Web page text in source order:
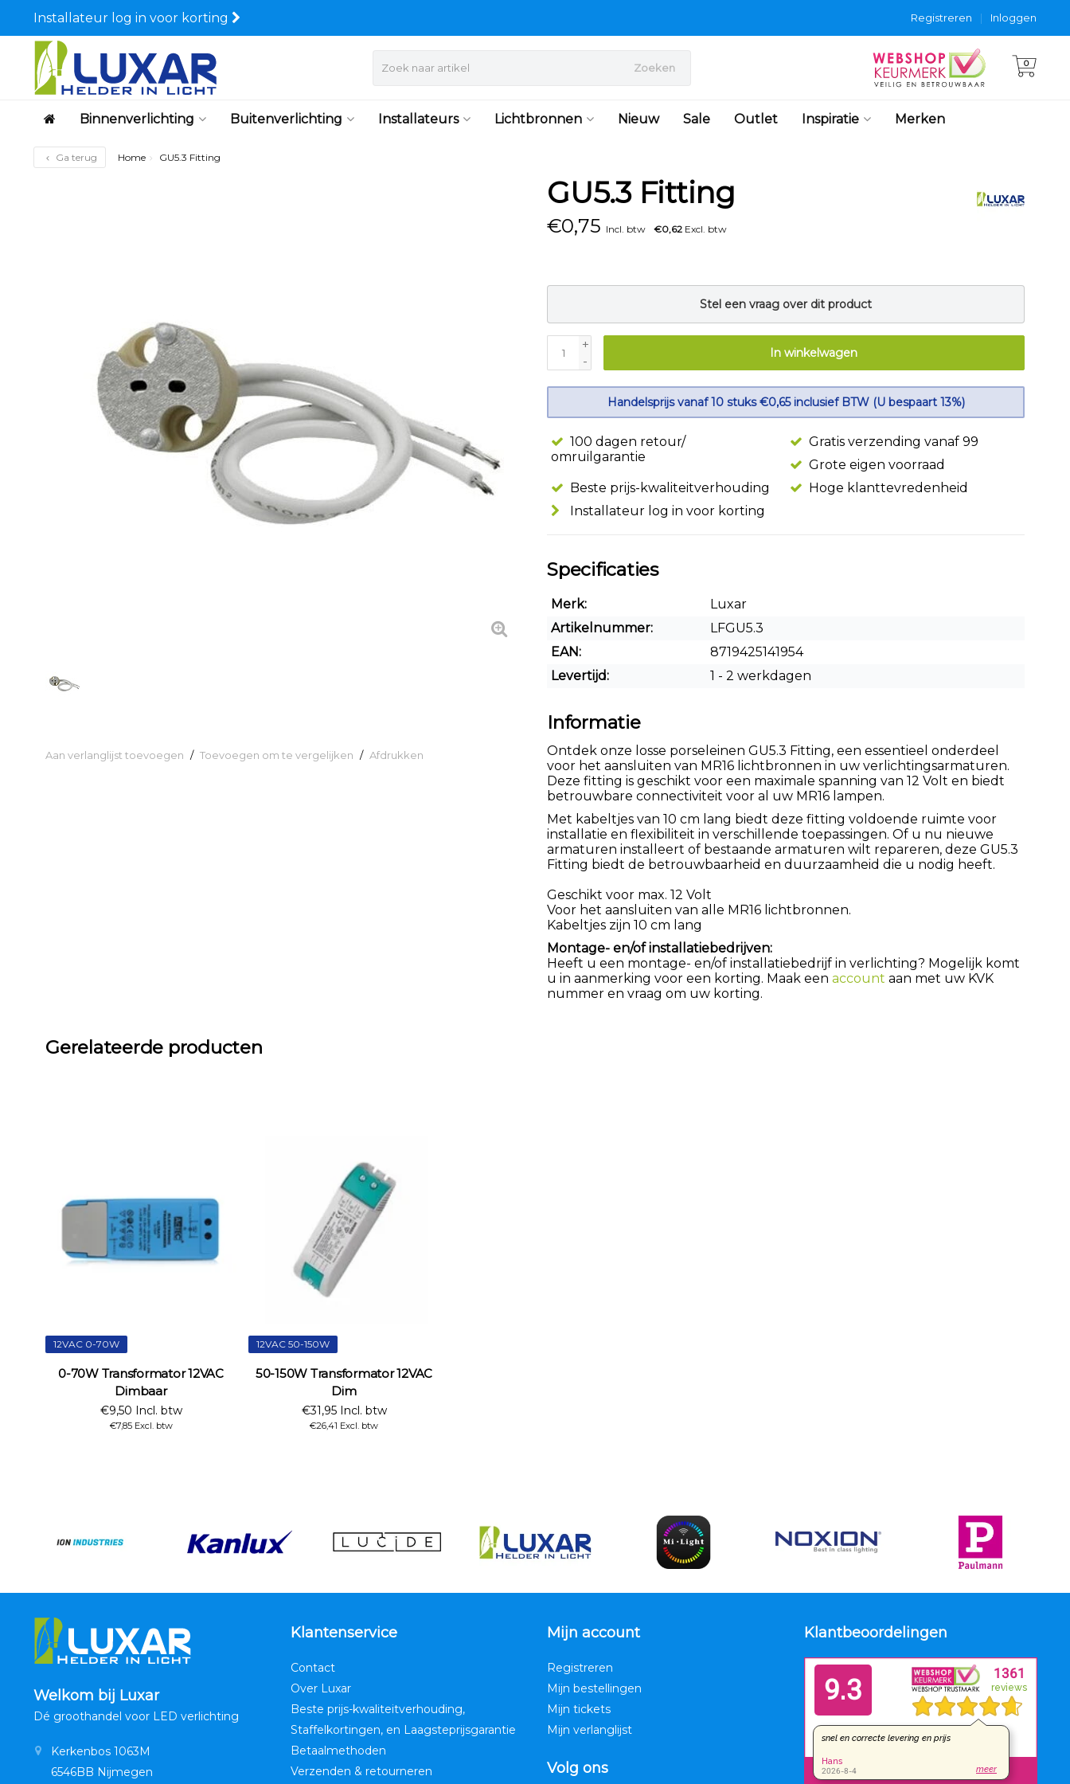
Installateur log in voor korting Inloggen
|
Registreren
Zoeken 0
Binnenverlichting Buitenverlichting Installateurs Lichtbronnen Nieuw Sale Outlet Inspiratie Merken
Ga terug Home GU5.3 Fitting
Aan verlanglijst toevoegen / Toevoegen om te vergelijken / Afdrukken
GU5.3 Fitting
€0,75 Incl. btw €0,62 Excl. btw
Stel een vraag over dit product
+
-
In winkelwagen
Handelsprijs vanaf 10 stuks €0,65 inclusief BTW (U bespaart 13%)
100 dagen retour/
omruilgarantie
Gratis verzending vanaf 99
Grote eigen voorraad
Beste prijs-kwaliteitverhouding
Hoge klanttevredenheid
Installateur log in voor korting
Specificaties
Merk:
Luxar
Artikelnummer:
LFGU5.3
EAN:
8719425141954
Levertijd:
1 - 2 werkdagen
Informatie
Ontdek onze losse porseleinen GU5.3 Fitting, een essentieel onderdeel
voor het aansluiten van MR16 lichtbronnen in uw verlichtingsarmaturen.
Deze fitting is geschikt voor een maximale spanning van 12 Volt en biedt
betrouwbare connectiviteit voor al uw MR16 lampen.
Met kabeltjes van 10 cm lang biedt deze fitting voldoende ruimte voor
installatie en flexibiliteit in verschillende toepassingen. Of u nu nieuwe
armaturen installeert of bestaande armaturen wilt repareren, deze GU5.3
Fitting biedt de betrouwbaarheid en duurzaamheid die u nodig heeft.
Geschikt voor max. 12 Volt
Voor het aansluiten van alle MR16 lichtbronnen.
Kabeltjes zijn 10 cm lang
Montage- en/of installatiebedrijven:
Heeft u een montage- en/of installatiebedrijf in verlichting? Mogelijk komt
u in aanmerking voor een korting. Maak een account aan met uw KVK
nummer en vraag om uw korting.
Gerelateerde producten
12VAC 0-70W
0-70W Transformator 12VAC
Dimbaar
€9,50 Incl. btw
€7,85 Excl. btw
12VAC 50-150W
50-150W Transformator 12VAC
Dim
€31,95 Incl. btw
€26,41 Excl. btw
Welkom bij Luxar
Dé groothandel voor LED verlichting
Kerkenbos 1063M
6546BB Nijmegen
Klantenservice
Contact
Over Luxar
Beste prijs-kwaliteitverhouding,
Staffelkortingen, en Laagsteprijsgarantie
Betaalmethoden
Verzenden & retourneren
Mijn account
Registreren
Mijn bestellingen
Mijn tickets
Mijn verlanglijst
Volg ons
Klantbeoordelingen